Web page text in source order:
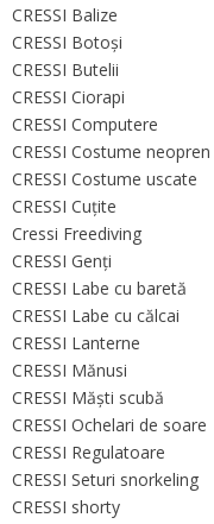
CRESSI Balize
CRESSI Botoşi
CRESSI Butelii
CRESSI Ciorapi
CRESSI Computere
CRESSI Costume neopren
CRESSI Costume uscate
CRESSI Cuţite
Cressi Freediving
CRESSI Genţi
CRESSI Labe cu baretă
CRESSI Labe cu călcai
CRESSI Lanterne
CRESSI Mănusi
CRESSI Măşti scubă
CRESSI Ochelari de soare
CRESSI Regulatoare
CRESSI Seturi snorkeling
CRESSI shorty